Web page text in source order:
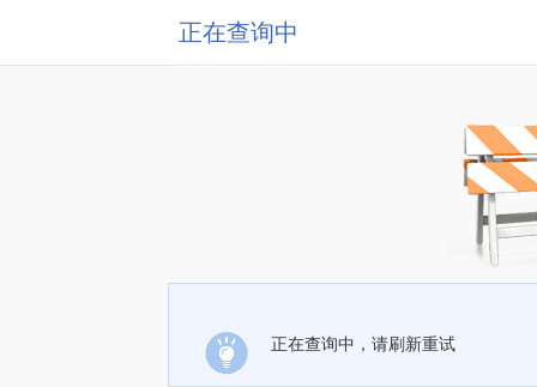
正在查询中
正在查询中，请刷新重试